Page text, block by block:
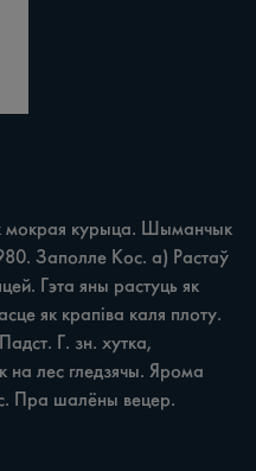
мокрая курыца. Шыманчык
Заполле Кос. a) Растаў
Гэта яны растуць як
як крапіва каля плоту.
Г. зн. хутка,
лес гледзячы. Ярома
Пра шалёны вецер.